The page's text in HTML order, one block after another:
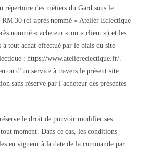
répertoire des métiers du Gard sous le
30 (ci-après nommé « Atelier Eclectique
nommé « acheteur » ou « client ») et les
à tout achat effectué par le biais du site
: https://www.ateliereclectique.fr/.
ou d’un service à travers le présent site
sans réserve par l’acheteur des présentes
le droit de pouvoir modifier ses
moment. Dans ce cas, les conditions
en vigueur à la date de la commande par